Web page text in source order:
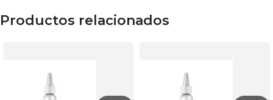
Productos relacionados